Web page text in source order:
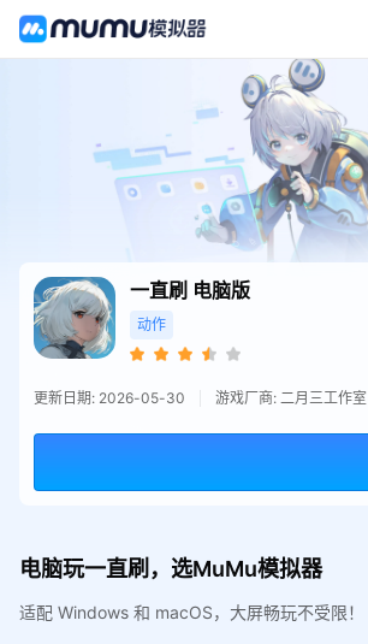
一直刷 电脑版
动作
更新日期: 2026-05-30 游戏厂商: 二月三工作室
电脑玩一直刷，选MuMu模拟器
适配 Windows 和 macOS，大屏畅玩不受限！